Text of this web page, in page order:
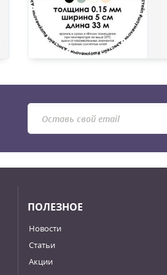
ПОЛЕЗНОЕ
Новости
Статьи
Акции